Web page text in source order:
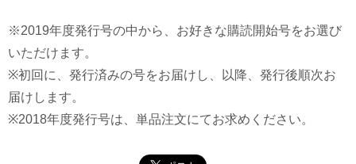
※2019年度発行号の中から、お好きな購読開始号をお選び
いただけます。
※初回に、発行済みの号をお届けし、以降、発行後順次お
届けします。
※2018年度発行号は、単品注文にてお求めください。